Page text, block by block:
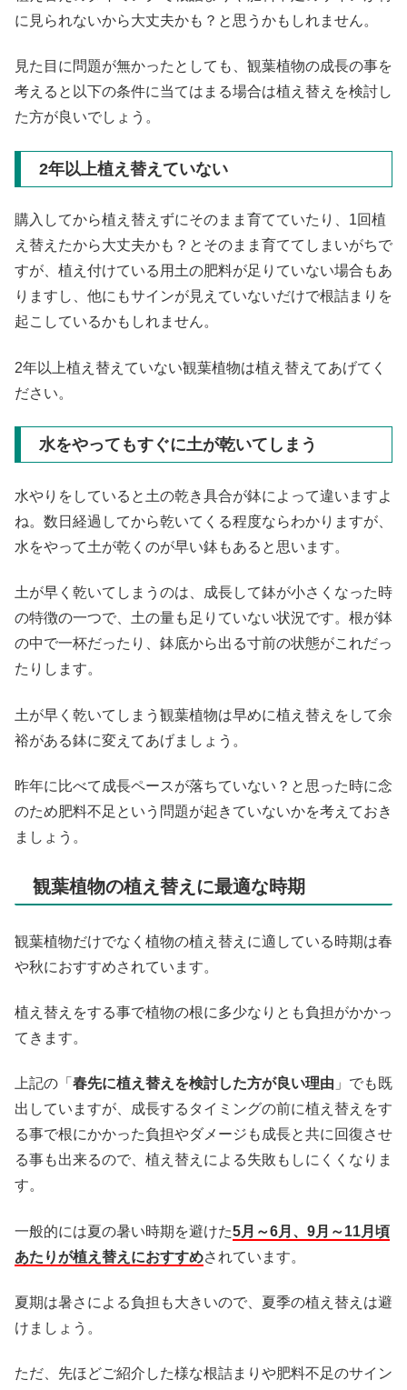
に見られないから大丈夫かも？と思うかもしれません。
見た目に問題が無かったとしても、観葉植物の成長の事を
考えると以下の条件に当てはまる場合は植え替えを検討し
た方が良いでしょう。
2年以上植え替えていない
購入してから植え替えずにそのまま育てていたり、1回植
え替えたから大丈夫かも？とそのまま育ててしまいがちで
すが、植え付けている用土の肥料が足りていない場合もあ
りますし、他にもサインが見えていないだけで根詰まりを
起こしているかもしれません。
2年以上植え替えていない観葉植物は植え替えてあげてく
ださい。
水をやってもすぐに土が乾いてしまう
水やりをしていると土の乾き具合が鉢によって違いますよ
ね。数日経過してから乾いてくる程度ならわかりますが、
水をやって土が乾くのが早い鉢もあると思います。
土が早く乾いてしまうのは、成長して鉢が小さくなった時
の特徴の一つで、土の量も足りていない状況です。根が鉢
の中で一杯だったり、鉢底から出る寸前の状態がこれだっ
たりします。
土が早く乾いてしまう観葉植物は早めに植え替えをして余
裕がある鉢に変えてあげましょう。
昨年に比べて成長ペースが落ちていない？と思った時に念
のため肥料不足という問題が起きていないかを考えておき
ましょう。
観葉植物の植え替えに最適な時期
観葉植物だけでなく植物の植え替えに適している時期は春
や秋におすすめされています。
植え替えをする事で植物の根に多少なりとも負担がかかっ
てきます。
上記の「 春先に植え替えを検討した方が良い理由 」でも既
出していますが、成長するタイミングの前に植え替えをす
る事で根にかかった負担やダメージも成長と共に回復させ
る事も出来るので、植え替えによる失敗もしにくくなりま
す。
一般的には夏の暑い時期を避けた5月～6月、9月～11月頃
あたりが植え替えにおすすめされています。
夏期は暑さによる負担も大きいので、夏季の植え替えは避
けましょう。
ただ、先ほどご紹介した様な根詰まりや肥料不足のサイン